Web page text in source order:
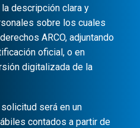
descripción clara y
sobre los cuales
ARCO, adjuntando
oficial, o en
digitalizada de la
será en un
contados a partir de